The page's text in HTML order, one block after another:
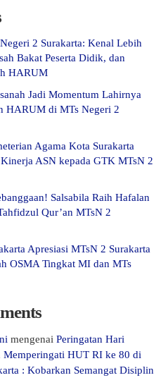
2 Surakarta: Kenal Lebih
Bakat Peserta Didik, dan
HARUM
Jadi Momentum Lahirnya
HARUM di MTs Negeri 2
Agama Kota Surakarta
ASN kepada GTK MTsN 2
Salsabila Raih Hafalan
Qur’an MTsN 2
Apresiasi MTsN 2 Surakarta
OSMA Tingkat MI dan MTs
mengenai Peringatan Hari
Memperingati HUT RI ke 80 di
: Kobarkan Semangat Disiplin